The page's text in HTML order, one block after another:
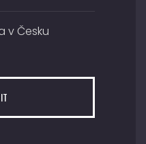
v Česku